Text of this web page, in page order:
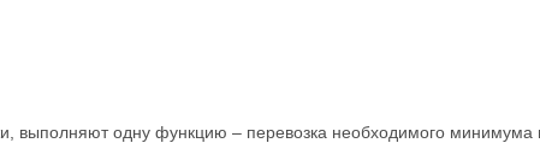
выполняют одну функцию – перевозка необходимого